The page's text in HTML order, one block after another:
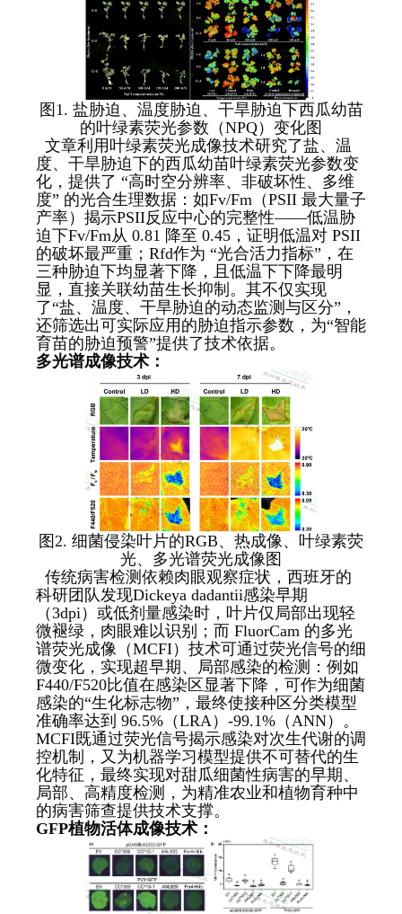
图1. 盐胁迫、温度胁迫、干旱胁迫下西瓜幼苗
的叶绿素荧光参数（NPQ）变化图
文章利用叶绿素荧光成像技术研究了盐、温
度、干旱胁迫下的西瓜幼苗叶绿素荧光参数变
化，提供了 “高时空分辨率、非破坏性、多维
度” 的光合生理数据：如Fv/Fm（PSII 最大量子
产率）揭示PSII反应中心的完整性——低温胁
迫下Fv/Fm从 0.81 降至 0.45，证明低温对 PSII
的破坏最严重；Rfd作为 “光合活力指标”，在
三种胁迫下均显著下降，且低温下下降最明
显，直接关联幼苗生长抑制。其不仅实现
了“盐、温度、干旱胁迫的动态监测与区分”，
还筛选出可实际应用的胁迫指示参数，为“智能
育苗的胁迫预警”提供了技术依据。
多光谱成像技术：
图2. 细菌侵染叶片的RGB、热成像、叶绿素荧
光、多光谱荧光成像图
传统病害检测依赖肉眼观察症状，西班牙的
科研团队发现Dickeya dadantii感染早期
（3dpi）或低剂量感染时，叶片仅局部出现轻
微褪绿，肉眼难以识别；而 FluorCam 的多光
谱荧光成像（MCFI）技术可通过荧光信号的细
微变化，实现超早期、局部感染的检测：例如
F440/F520比值在感染区显著下降，可作为细菌
感染的“生化标志物”，最终使接种区分类模型
准确率达到 96.5%（LRA）-99.1%（ANN）。
MCFI既通过荧光信号揭示感染对次生代谢的调
控机制，又为机器学习模型提供不可替代的生
化特征，最终实现对甜瓜细菌性病害的早期、
局部、高精度检测，为精准农业和植物育种中
的病害筛查提供技术支撑。
GFP植物活体成像技术：